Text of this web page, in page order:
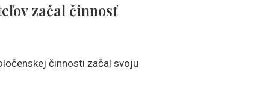
začal činnosť
činnosti začal svoju